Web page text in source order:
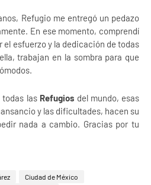
Refugio me entregó un pedazo
En ese momento, comprendí
el esfuerzo y la dedicación de todas
trabajan en la sombra para que
todas las Refugios del mundo, esas
y las dificultades, hacen su
nada a cambio. Gracias por tu
Ciudad de México